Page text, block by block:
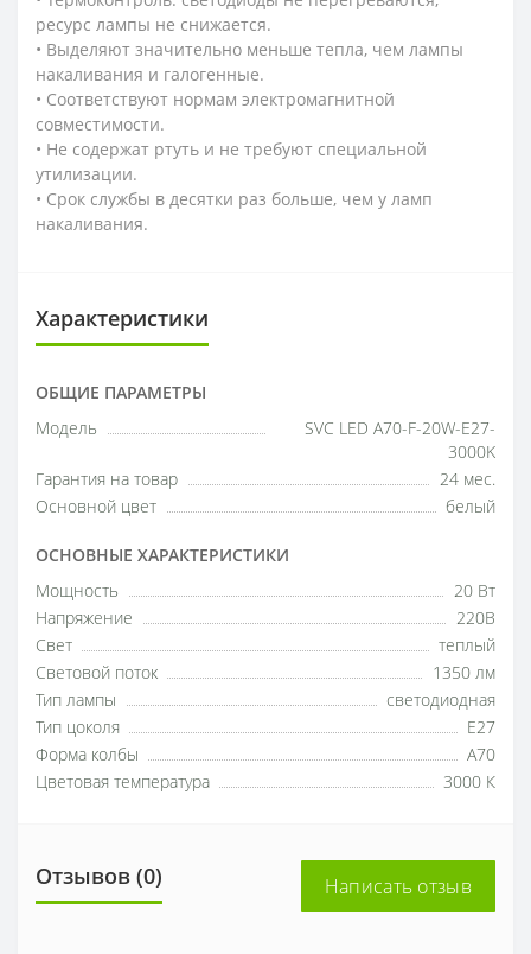
ресурс лампы не снижается.
• Выделяют значительно меньше тепла, чем лампы
накаливания и галогенные.
• Соответствуют нормам электромагнитной
совместимости.
• Не содержат ртуть и не требуют специальной
утилизации.
• Срок службы в десятки раз больше, чем у ламп
накаливания.
Характеристики
ОБЩИЕ ПАРАМЕТРЫ
Модель
SVC LED A70-F-20W-E27-
3000K
Гарантия на товар
24 мес.
Основной цвет
белый
ОСНОВНЫЕ ХАРАКТЕРИСТИКИ
Мощность
20 Вт
Напряжение
220В
Свет
теплый
Световой поток
1350 лм
Тип лампы
светодиодная
Тип цоколя
E27
Форма колбы
A70
Цветовая температура
3000 К
Отзывов (0) Написать отзыв